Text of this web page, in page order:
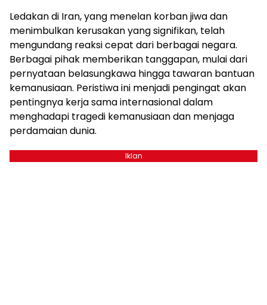
Ledakan di Iran, yang menelan korban jiwa dan
menimbulkan kerusakan yang signifikan, telah
mengundang reaksi cepat dari berbagai negara.
Berbagai pihak memberikan tanggapan, mulai dari
pernyataan belasungkawa hingga tawaran bantuan
kemanusiaan. Peristiwa ini menjadi pengingat akan
pentingnya kerja sama internasional dalam
menghadapi tragedi kemanusiaan dan menjaga
perdamaian dunia.
Iklan